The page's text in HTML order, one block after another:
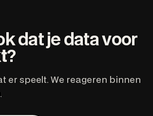
dat je data voor
?
er speelt. We reageren binnen